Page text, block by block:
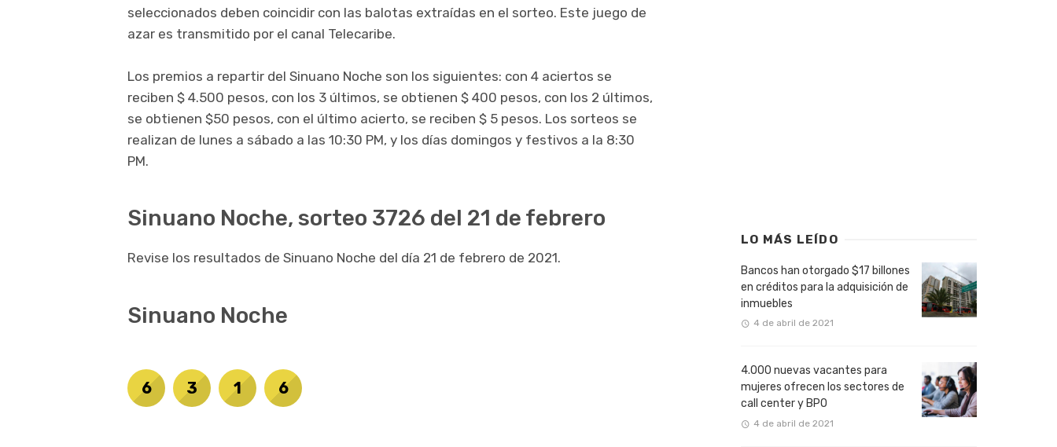
seleccionados deben coincidir con las balotas extraídas en el sorteo. Este juego de
azar es transmitido por el canal Telecaribe.
Los premios a repartir del Sinuano Noche son los siguientes: con 4 aciertos se
reciben $ 4.500 pesos, con los 3 últimos, se obtienen $ 400 pesos, con los 2 últimos,
se obtienen $50 pesos, con el último acierto, se reciben $ 5 pesos. Los sorteos se
realizan de lunes a sábado a las 10:30 PM, y los días domingos y festivos a la 8:30
PM.
Sinuano Noche, sorteo 3726 del 21 de febrero
Revise los resultados de Sinuano Noche del día 21 de febrero de 2021.
Sinuano Noche
6 3 1 6
LO MÁS LEÍDO
Bancos han otorgado $17 billones
en créditos para la adquisición de
inmuebles
4 de abril de 2021
4.000 nuevas vacantes para
mujeres ofrecen los sectores de
call center y BPO
4 de abril de 2021